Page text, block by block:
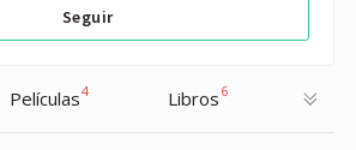
Seguir
Películas4 Libros 6